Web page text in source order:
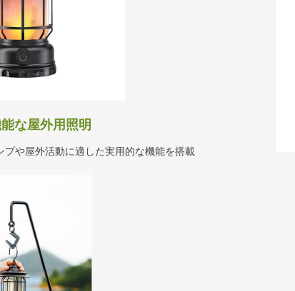
な屋外用照明
や屋外活動に適した実用的な機能を搭載